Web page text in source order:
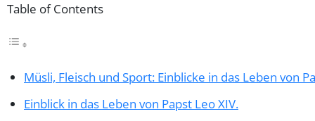
Table of Contents
Müsli, Fleisch und Sport: Einblicke in das Leben von
Einblick in das Leben von Papst Leo XIV.